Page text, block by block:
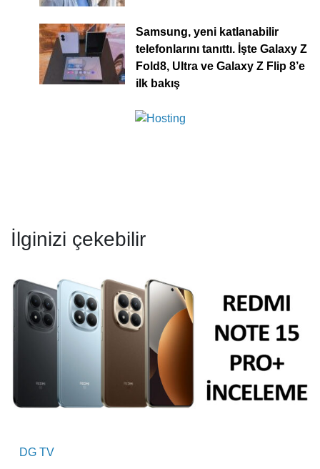
Samsung, yeni katlanabilir
telefonlarını tanıttı. İşte Galaxy Z
Fold8, Ultra ve Galaxy Z Flip 8’e
ilk bakış
İlginizi çekebilir
DG TV